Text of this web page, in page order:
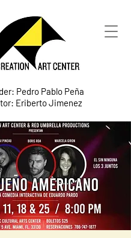
Pedro Pablo Peña
Eriberto Jimenez